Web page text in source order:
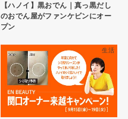
【ハノイ】黒おでん｜真っ黒だし
のおでん屋がファンケビンにオー
プン
生活